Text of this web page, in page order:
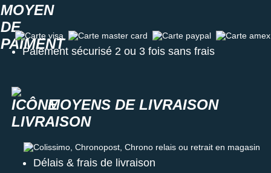
Carte visa Carte master card Carte paypal Carte amex
Paiement sécurisé 2 ou 3 fois sans frais
MOYENS DE LIVRAISON
Colissimo, Chronopost, Chrono relais ou retrait en magasin
Délais & frais de livraison